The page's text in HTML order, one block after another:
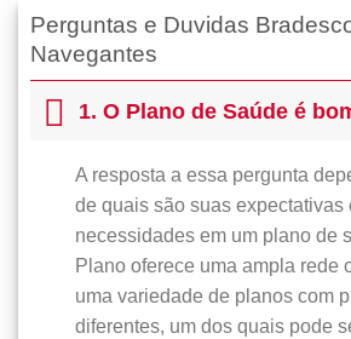
Perguntas e Duvidas
Navegantes
1. O Plano de Saúde é
A resposta a essa pergunta
de quais são suas expectativas
necessidades em um plano de
Plano oferece uma ampla rede
uma variedade de planos com
diferentes, um dos quais pode